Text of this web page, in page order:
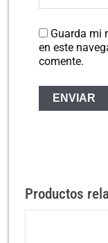
Guarda mi
en este
comente.
Productos